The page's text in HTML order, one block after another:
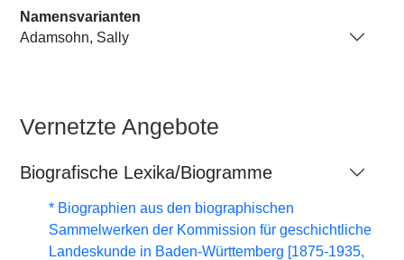
Namensvarianten
Adamsohn, Sally
Vernetzte Angebote
Biografische Lexika/Biogramme
* Biographien aus den biographischen
Sammelwerken der Kommission für geschichtliche
Landeskunde in Baden-Württemberg [1875-1935,